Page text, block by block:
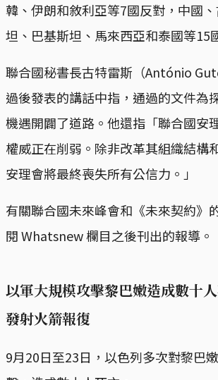
韓、伊朗和敘利亞等7國反對，中國
坦、巴基斯坦、馬來西亞和泰國等15
聯合國秘書長古特雷斯（António
過後發表的講話中指，通過的文件為
機遇開闢了道路。他還指「聯合國安
權威正在削弱。除非改革其組織結構
安理會將最終喪失所有公信力。」
有關聯合國未來峰會和《未來契約》
閱 Whatsnew 欄目之後刊出的報導。
以軍大規模攻擊黎巴嫩造成數十
發射火箭報復
9月20日至23日，以色列多次對黎巴